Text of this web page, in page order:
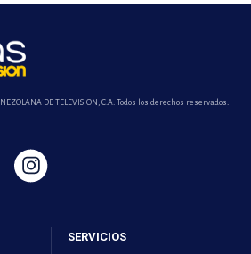
DE TELEVISION, C.A. Todos los derechos reservados.
SERVICIOS